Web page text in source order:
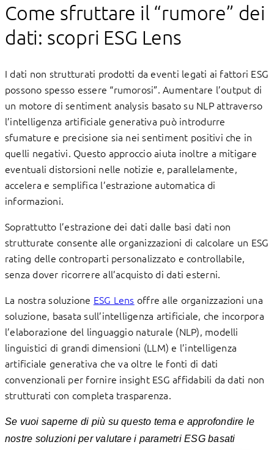
Come sfruttare il “rumore” dei
dati: scopri ESG Lens
I dati non strutturati prodotti da eventi legati ai fattori ESG
possono spesso essere “rumorosi”. Aumentare l’output di
un motore di sentiment analysis basato su NLP attraverso
l’intelligenza artificiale generativa può introdurre
sfumature e precisione sia nei sentiment positivi che in
quelli negativi. Questo approccio aiuta inoltre a mitigare
eventuali distorsioni nelle notizie e, parallelamente,
accelera e semplifica l’estrazione automatica di
informazioni.
Soprattutto l’estrazione dei dati dalle basi dati non
strutturate consente alle organizzazioni di calcolare un ESG
rating delle controparti personalizzato e controllabile,
senza dover ricorrere all’acquisto di dati esterni.
La nostra soluzione ESG Lens offre alle organizzazioni una
soluzione, basata sull’intelligenza artificiale, che incorpora
l’elaborazione del linguaggio naturale (NLP), modelli
linguistici di grandi dimensioni (LLM) e l’intelligenza
artificiale generativa che va oltre le fonti di dati
convenzionali per fornire insight ESG affidabili da dati non
strutturati con completa trasparenza.
Se vuoi saperne di più su questo tema e approfondire le
nostre soluzioni per valutare i parametri ESG basati